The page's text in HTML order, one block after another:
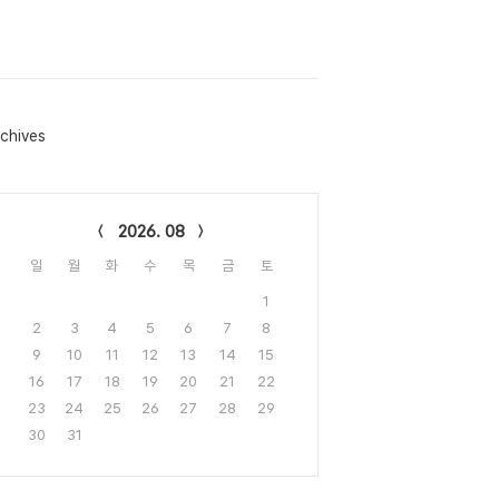
2026. 08
일 월 화 수 목 금 토
1
2
3 4 5 6 7
8
9
10 11 12 13 14
15
16
17 18 19 20 21
22
23
24 25 26 27 28
29
30
31